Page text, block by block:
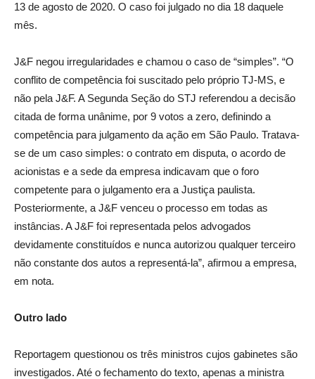
13 de agosto de 2020. O caso foi julgado no dia 18 daquele
mês.
J&F negou irregularidades e chamou o caso de “simples”. “O
conflito de competência foi suscitado pelo próprio TJ-MS, e
não pela J&F. A Segunda Seção do STJ referendou a decisão
citada de forma unânime, por 9 votos a zero, definindo a
competência para julgamento da ação em São Paulo. Tratava-
se de um caso simples: o contrato em disputa, o acordo de
acionistas e a sede da empresa indicavam que o foro
competente para o julgamento era a Justiça paulista.
Posteriormente, a J&F venceu o processo em todas as
instâncias. A J&F foi representada pelos advogados
devidamente constituídos e nunca autorizou qualquer terceiro
não constante dos autos a representá-la”, afirmou a empresa,
em nota.
Outro lado
Reportagem questionou os três ministros cujos gabinetes são
investigados. Até o fechamento do texto, apenas a ministra